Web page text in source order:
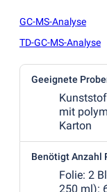
GC-MS-Analyse
TD-GC-MS-Analyse
Geeignete
mit
Karton
Benötigt Anzahl
Folie: 2
250 ml):